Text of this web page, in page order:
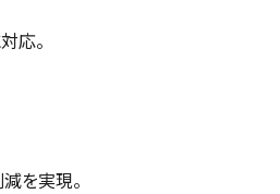
応。
を実現。